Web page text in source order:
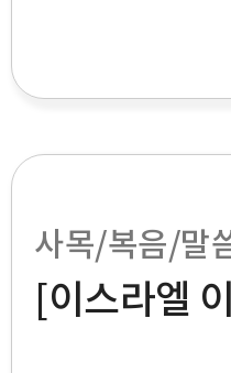
사목/복음/말
[이스라엘